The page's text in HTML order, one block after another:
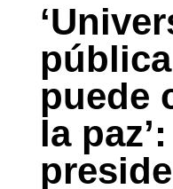
puede
la paz’: